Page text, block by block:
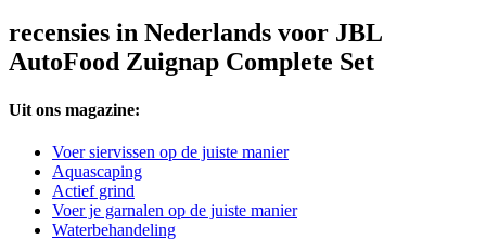
recensies in Nederlands voor JBL
AutoFood Zuignap Complete Set
Uit ons magazine:
Voer siervissen op de juiste manier
Aquascaping
Actief grind
Voer je garnalen op de juiste manier
Waterbehandeling